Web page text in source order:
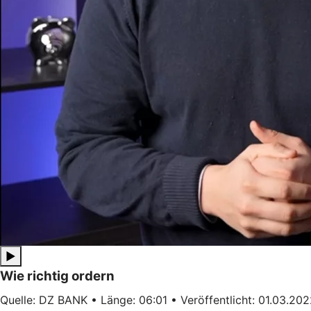
▶
Wie richtig ordern
Quelle: DZ BANK • Länge: 06:01 • Veröffentlicht: